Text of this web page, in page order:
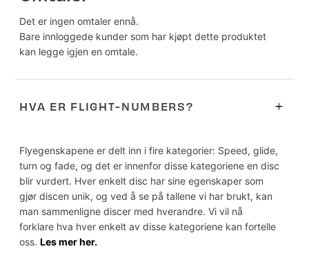
Det er ingen omtaler ennå.
Bare innloggede kunder som har kjøpt dette produktet
kan legge igjen en omtale.
HVA ER FLIGHT-NUMBERS?
Flyegenskapene er delt inn i fire kategorier: Speed, glide,
turn og fade, og det er innenfor disse kategoriene en disc
blir vurdert. Hver enkelt disc har sine egenskaper som
gjør discen unik, og ved å se på tallene vi har brukt, kan
man sammenligne discer med hverandre. Vi vil nå
forklare hva hver enkelt av disse kategoriene kan fortelle
oss.Les mer her.